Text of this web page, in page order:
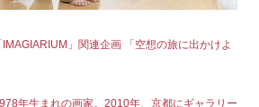
」関連企画 「空想の旅に出かけよ
年生まれの画家。2010年、京都にギャラリー